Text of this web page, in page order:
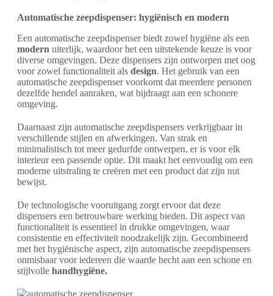
Automatische zeepdispenser: hygiënisch en modern
Een automatische zeepdispenser biedt zowel hygiëne als een
modern uiterlijk, waardoor het een uitstekende keuze is voor
diverse omgevingen. Deze dispensers zijn ontworpen met oog
voor zowel functionaliteit als design. Het gebruik van een
automatische zeepdispenser voorkomt dat meerdere personen
dezelfde hendel aanraken, wat bijdraagt aan een schonere
omgeving.
Daarnaast zijn automatische zeepdispensers verkrijgbaar in
verschillende stijlen en afwerkingen. Van strak en
minimalistisch tot meer gedurfde ontwerpen, er is voor elk
interieur een passende optie. Dit maakt het eenvoudig om een
moderne uitstraling te creëren met een product dat zijn nut
bewijst.
De technologische vooruitgang zorgt ervoor dat deze
dispensers een betrouwbare werking bieden. Dit aspect van
functionaliteit is essentieel in drukke omgevingen, waar
consistentie en effectiviteit noodzakelijk zijn. Gecombineerd
met het hygiënische aspect, zijn automatische zeepdispensers
onmisbaar voor iedereen die waarde hecht aan een schone en
stijlvolle handhygiëne.